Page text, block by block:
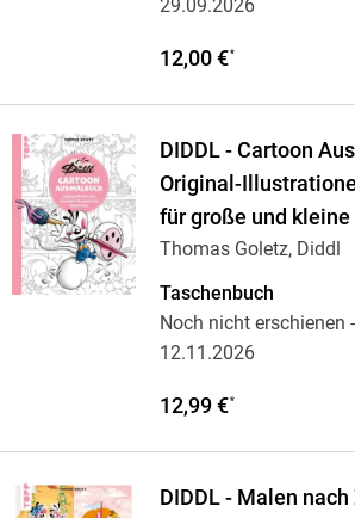
29.09.2026
12,00 €*
DIDDL - Cartoon
Original-
für große und kleine
Thomas Goletz, Diddl
Taschenbuch
Noch nicht erschienen
12.11.2026
12,99 €*
DIDDL - Malen